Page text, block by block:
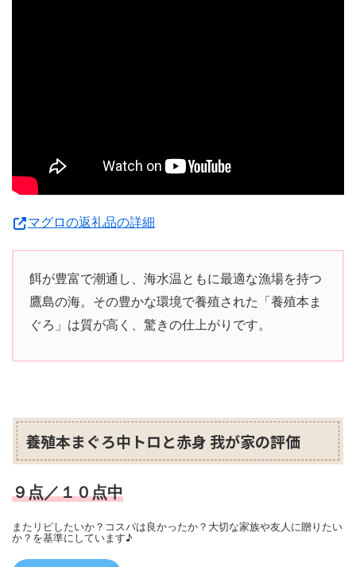
マグロの返礼品の詳細
餌が豊富で潮通し、海水温ともに最適な漁場を持つ
鷹島の海。その豊かな環境で養殖された「養殖本ま
ぐろ」は質が高く、驚きの仕上がりです。
養殖本まぐろ中トロと赤身 我が家の評価
９点／１０点中
またリピしたいか？コスパは良かったか？大切な家族や友人に贈りたい
か？を基準にしています♪